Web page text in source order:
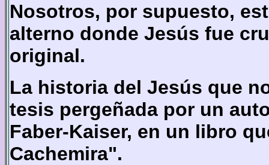
Nosotros, por supuesto,
alterno donde Jesús fue
original.
La historia del Jesús que
tesis pergeñada por un
Faber-Kaiser, en un libro
Cachemira".